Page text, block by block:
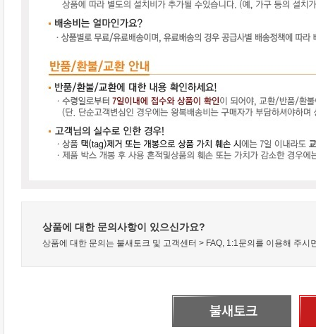
상품에 대한 문의사항이 있으신가요?
상품에 대한 문의는 불새토크 및 고객센터 > FAQ, 1:1문의를 이용해 주시